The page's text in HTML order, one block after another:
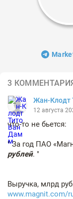
3
Жан-Клодт
12 августа
что-то не бьется:
" За год ПАО
рублей. "
Выручка, млрд
www.magnit.com/